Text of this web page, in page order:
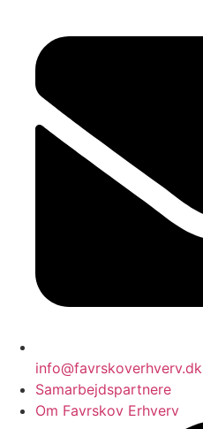
info@favrskoverhverv.dk
Samarbejdspartnere
Om Favrskov Erhverv